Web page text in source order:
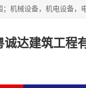
诚达建筑工程